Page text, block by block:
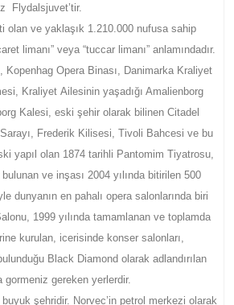
Flydalsjuvet’tir.
olan ve yaklaşık 1.210.000 nufusa sahip
limanı” veya “tuccar limanı” anlamındadır.
Kopenhag Opera Binası, Danimarka Kraliyet
Kraliyet Ailesinin yaşadığı Amalienborg
Kalesi, eski şehir olarak bilinen Citadel
Frederik Kilisesi, Tivoli Bahcesi ve bu
yapıl olan 1874 tarihli Pantomim Tiyatrosu,
ve inşası 2004 yılında bitirilen 500
dunyanın en pahalı opera salonlarında biri
1999 yılında tamamlanan ve toplamda
kurulan, icerisinde konser salonları,
Black Diamond olarak adlandırılan
gormeniz gereken yerlerdir.
şehridir. Norvec’in petrol merkezi olarak